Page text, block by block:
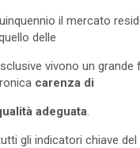
il mercato
delle
vivono un
carenza di
adeguata.
gli indicatori chiave